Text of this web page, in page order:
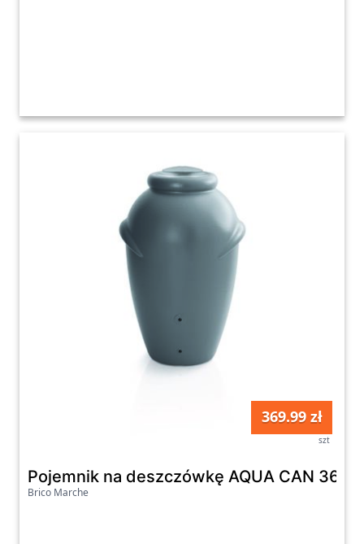
369.99 zł
szt
Pojemnik na deszczówkę AQUA CAN 360 l
Brico Marche